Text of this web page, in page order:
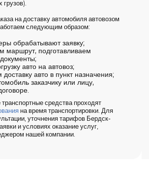
грузов).
на доставку автомобиля автовозом
следующим образом:
обрабатывают заявку;
маршрут, подготавливаем
авто на автовоз;
авто в пункт назначения;
заказчику или лицу,
средства проходят
на время транспортировки. Для
уточнения тарифов Бердск-
и условиях оказание услуг,
нашей компании.